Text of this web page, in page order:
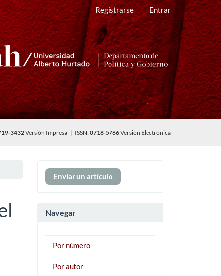
Registrarse Entrar
3432Versión Impresa | ISSN:0718-5766Versión Electrónica
Enviar
un
Enviar un artículo
Navegar
Por número
Por autor